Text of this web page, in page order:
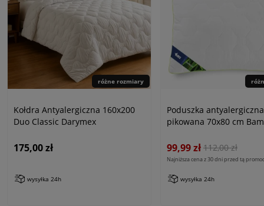
różne rozmiary
Kołdra Antyalergiczna 160x200
Duo Classic Darymex
175,00 zł
wysyłka 24h
Poduszka antyalergiczna
pikowana 70x80 cm
99,99 zł 112,00 zł
Najniższa cena z 30 dni przed tą
wysyłka 24h